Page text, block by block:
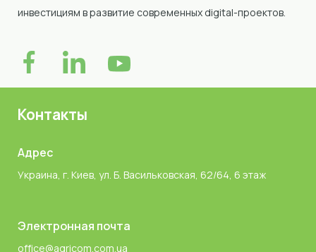
инвестициям в развитие современных digital-проектов.
Контакты
Адрес
Украина, г. Киев, ул. Б. Васильковская, 62/64, 6 этаж
Электронная почта
office@agricom.com.ua